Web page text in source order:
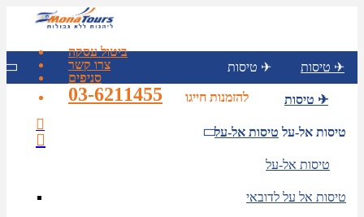
ביטול עסקה
צרו קשר
סניפים
להזמנות חייגו
03-6211455
טיסות ✈ טיסות ✈
טיסות ✈
טיסות אל-על טיסות אל-על
טיסות אל-על
טיסות אל על לדובאי